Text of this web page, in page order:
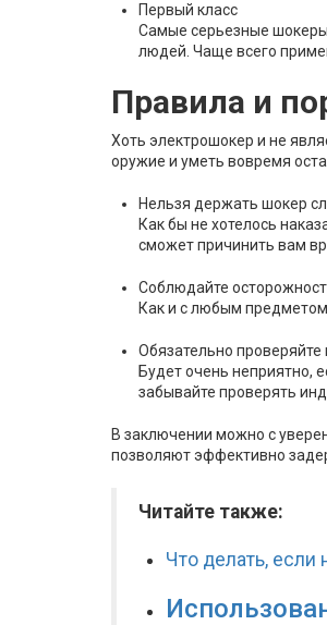
Первый класс
Самые серьезные
людей. Чаще всего
Правила и
Хоть электрошокер и не
оружие и уметь вовремя
Нельзя держать шокер
Как бы не хотелось
сможет причинить вам
Соблюдайте
Как и с любым
Обязательно проверяйте
Будет очень неприятно,
забывайте проверять
В заключении можно с
позволяют эффективно
Читайте также:
Что делать, если